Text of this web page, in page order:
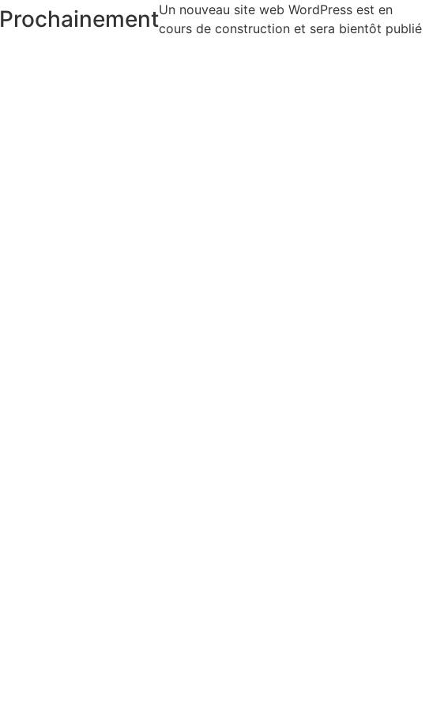
ProchainementUn nouveau site web WordPress est en
cours de construction et sera bientôt publié